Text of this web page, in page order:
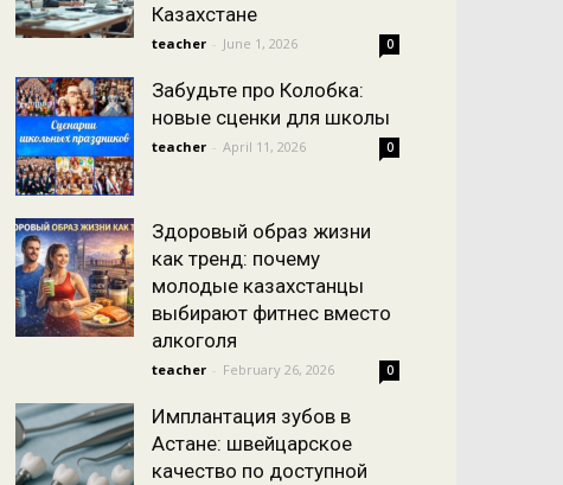
Казахстане
teacher - June 1, 2026 0
Забудьте про Колобка:
новые сценки для школы
teacher - April 11, 2026 0
Здоровый образ жизни
как тренд: почему
молодые казахстанцы
выбирают фитнес вместо
алкоголя
teacher - February 26, 2026 0
Имплантация зубов в
Астане: швейцарское
качество по доступной